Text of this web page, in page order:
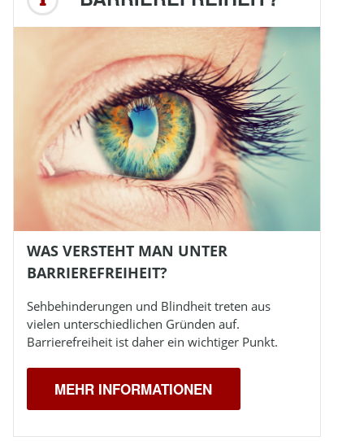
WAS VERSTEHT MAN UNTER
BARRIEREFREIHEIT?
Sehbehinderungen und Blindheittreten aus
vielen unterschiedlichen Gründen auf.
Barrierefreiheit ist daher ein wichtiger Punkt.
MEHR INFORMATIONEN